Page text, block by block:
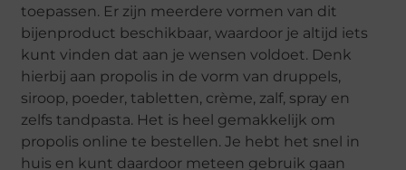
toepassen. Er zijn meerdere vormen van dit
bijenproduct beschikbaar, waardoor je altijd iets
kunt vinden dat aan je wensen voldoet. Denk
hierbij aan propolis in de vorm van druppels,
siroop, poeder, tabletten, crème, zalf, spray en
zelfs tandpasta. Het is heel gemakkelijk om
propolis online te bestellen. Je hebt het snel in
huis en kunt daardoor meteen gebruik gaan